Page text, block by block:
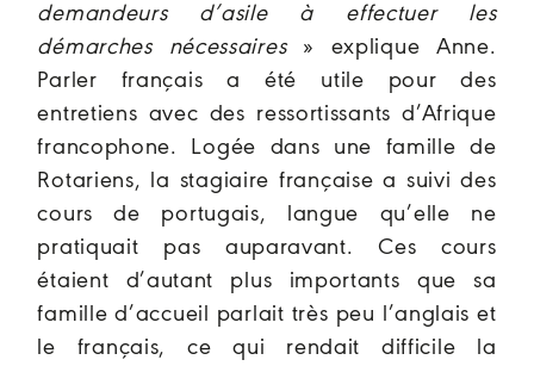
demandeurs d’asile à effectuer les
démarches nécessaires» explique Anne.
Parler français a été utile pour des
entretiens avec des ressortissants d’Afrique
francophone. Logée dans une famille de
Rotariens, la stagiaire française a suivi des
cours de portugais, langue qu’elle ne
pratiquait pas auparavant. Ces cours
étaient d’autant plus importants que sa
famille d’accueil parlait très peu l’anglais et
le français, ce qui rendait difficile la